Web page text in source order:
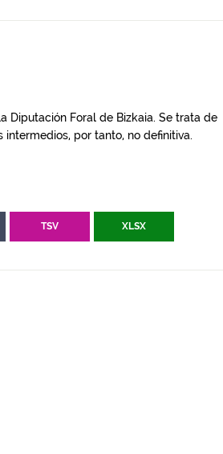
Diputación Foral de Bizkaia. Se trata de
por tanto, no definitiva.
TSV XLSX